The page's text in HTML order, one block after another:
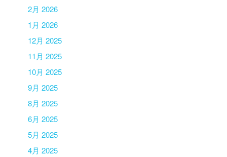
2月 2026
1月 2026
12月 2025
11月 2025
10月 2025
9月 2025
8月 2025
6月 2025
5月 2025
4月 2025